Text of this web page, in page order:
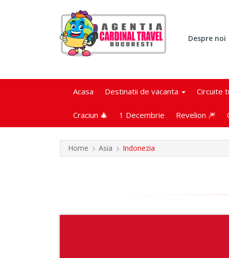
Despre noi
Acasa Destinatii de vacanta Circuite
Craciun 🎄 1 Decembrie Revelion 🎆
Home Asia Indonezia